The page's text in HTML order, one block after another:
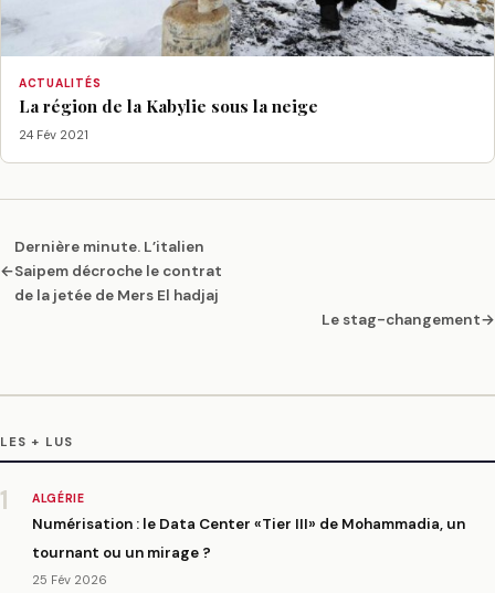
ACTUALITÉS
La région de la Kabylie sous la neige
24 Fév 2021
←
Dernière minute. L’italien
Saipem décroche le contrat
de la jetée de Mers El hadjaj
Le stag-changement→
LES + LUS
1 ALGÉRIE
Numérisation : le Data Center «Tier III» de Mohammadia, un
tournant ou un mirage ?
25 Fév 2026